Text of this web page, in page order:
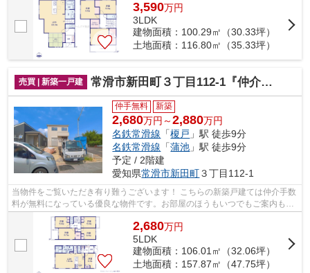
3,590万円
3LDK
建物面積：100.29㎡（30.33坪）
土地面積：116.80㎡（35.33坪）
売買 | 新築一戸建 常滑市新田町３丁目112-1『仲介料無料』新築戸建て
仲手無料 新築
2,680万円～2,880万円
名鉄常滑線 「榎戸 」駅 徒歩9分
名鉄常滑線 「蒲池 」駅 徒歩9分
予定 / 2階建
愛知県常滑市新田町３丁目112-1
当物件をご覧いただき有り難うございます！ こちらの新築戸建ては仲介手数
料が無料になっている優良な物件です。お部屋のほうもいつでもご案内もさ
せて頂きますのでお気軽にお問合せ下...
2,680万円
5LDK
建物面積：106.01㎡（32.06坪）
土地面積：157.87㎡（47.75坪）